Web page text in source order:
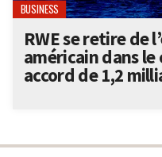
BUSINESS
RWE se retire de
américain dans le
accord de 1,2